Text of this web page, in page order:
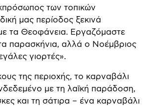
των τοπικών
μας περίοδος ξεκινά
τα Θεοφάνεια. Εργαζόμαστε
παρασκήνια, αλλά ο Νοέμβριος
γιορτές».
της περιοχής, το καρναβάλι
με τη λαϊκή παράδοση,
και τη σάτιρα – ένα καρναβάλι